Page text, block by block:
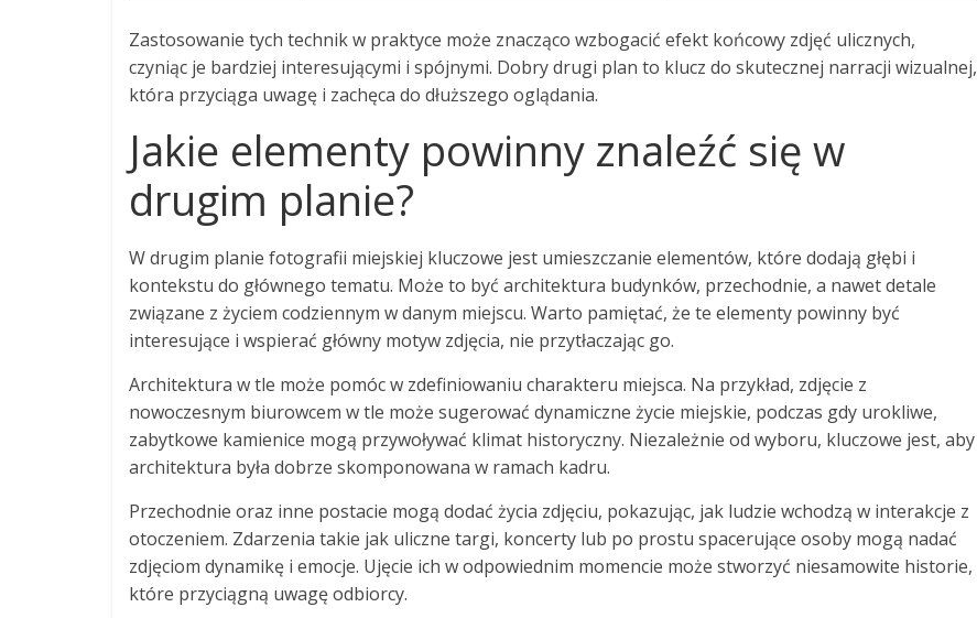
Zastosowanie tych technik w praktyce może znacząco wzbogacić efekt końcowy zdjęć ulicznych,
czyniąc je bardziej interesującymi i spójnymi. Dobry drugi plan to klucz do skutecznej narracji wizualnej,
która przyciąga uwagę i zachęca do dłuższego oglądania.
Jakie elementy powinny znaleźć się w
drugim planie?
W drugim planie fotografii miejskiej kluczowe jest umieszczanie elementów, które dodają głębi i
kontekstu do głównego tematu. Może to być architektura budynków, przechodnie, a nawet detale
związane z życiem codziennym w danym miejscu. Warto pamiętać, że te elementy powinny być
interesujące i wspierać główny motyw zdjęcia, nie przytłaczając go.
Architektura w tle może pomóc w zdefiniowaniu charakteru miejsca. Na przykład, zdjęcie z
nowoczesnym biurowcem w tle może sugerować dynamiczne życie miejskie, podczas gdy urokliwe,
zabytkowe kamienice mogą przywoływać klimat historyczny. Niezależnie od wyboru, kluczowe jest, aby
architektura była dobrze skomponowana w ramach kadru.
Przechodnie oraz inne postacie mogą dodać życia zdjęciu, pokazując, jak ludzie wchodzą w interakcje z
otoczeniem. Zdarzenia takie jak uliczne targi, koncerty lub po prostu spacerujące osoby mogą nadać
zdjęciom dynamikę i emocje. Ujęcie ich w odpowiednim momencie może stworzyć niesamowite historie,
które przyciągną uwagę odbiorcy.